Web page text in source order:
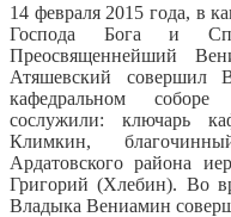
14 февраля 2015 года, в
Господа Бога и
Преосвященнейший
Атяшевский совершил
кафедральном соборе
сослужили: ключарь
Климкин,
Ардатовского района
Григорий (Хлебин). Во
Владыка Вениамин